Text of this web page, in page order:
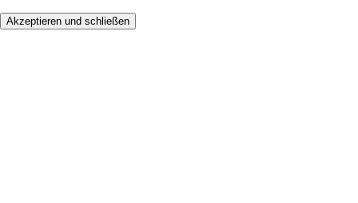
Akzeptieren und schließen